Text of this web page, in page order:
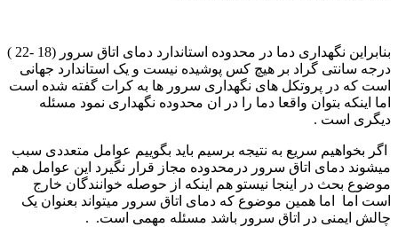
بنابراین نگهداری دما در محدوده استاندارد دمای اتاق سرور (18 -22 )
درجه سانتی گراد بر هیچ کس پوشیده نیست و یک استاندارد جهانی
است که در پروتکل های نگهداری سرور ها به کرات گفته شده است
اما اینکه بتوان واقعا دما را در ان محدوده نگهداری نمود مسئله
دیگری است .
اگر بخواهیم سریع به نتیجه برسیم باید بگوییم عوامل متعددی سبب
میشوند دمای اتاق سرور درمحدوده مجاز قرار نگیرد این عوامل هم
موضوع بحث در اینجا نیستو هم اینکه از حوصله خوانندگان خارج
است اما اما همین موضوع که دمای اتاق سرور میتواند بعنوان یک
چالش ایمنی در اتاق سرور باشد مسئله مهمی است. .